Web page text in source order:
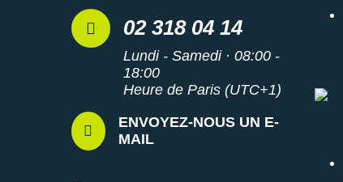
02 318 04 14
Lundi - Samedi · 08:00 -
18:00
Heure de Paris (UTC+1)
ENVOYEZ-NOUS UN E-
MAIL